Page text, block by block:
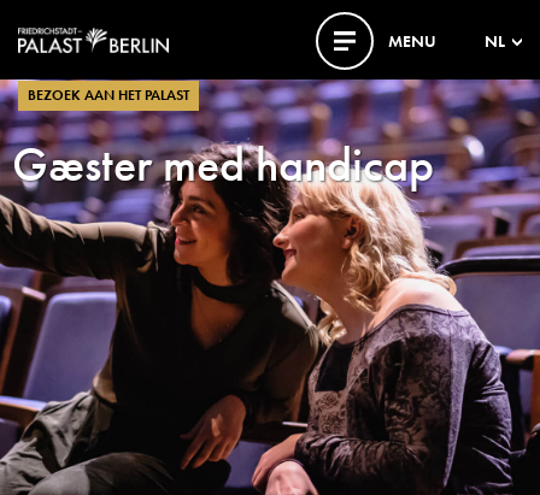
MENU NL
BEZOEK AAN HET PALAST
Gæster med handicap